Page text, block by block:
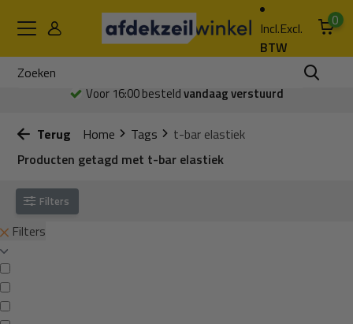
Incl.Excl.
BTW
0
Voor 16:00 besteldvandaag verstuurd
Terug Home Tags
t-bar elastiek
Producten getagd met t-bar elastiek
Filters
Filters